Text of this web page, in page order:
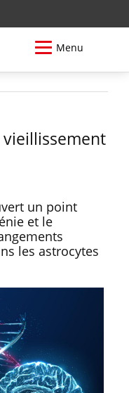
Menu
un point
et le
les astrocytes